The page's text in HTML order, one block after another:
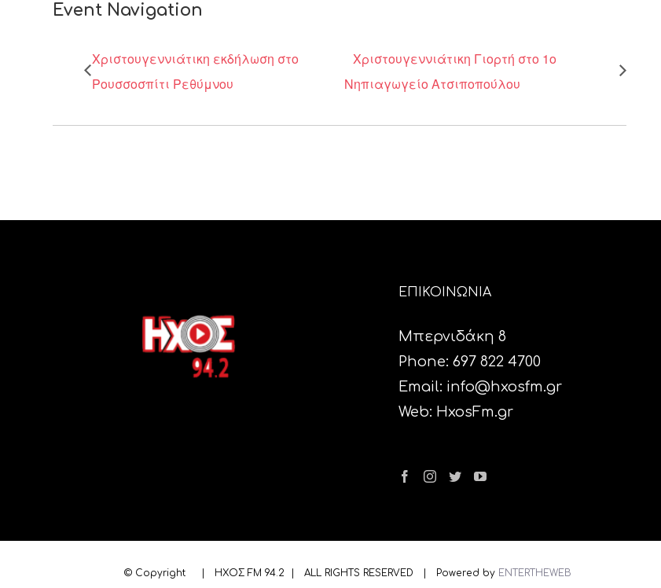
Event Navigation
Χριστουγεννιάτικη εκδήλωση στο
Ρουσσοσπίτι Ρεθύμνου
Χριστουγεννιάτικη Γιορτή στο 1ο
Νηπιαγωγείο Ατσιποπούλου
ΕΠΙΚΟΙΝΩΝΙΑ
Μπερνιδάκη 8
Phone: 697 822 4700
Email: info@hxosfm.gr
Web: HxosFm.gr
© Copyright | ΗΧΟΣ FM 94.2 | ALL RIGHTS RESERVED | Powered by ENTERTHEWEB